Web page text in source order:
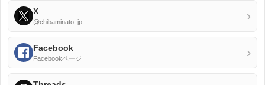
X
@chibaminato_jp ›
Facebook
Facebookページ ›